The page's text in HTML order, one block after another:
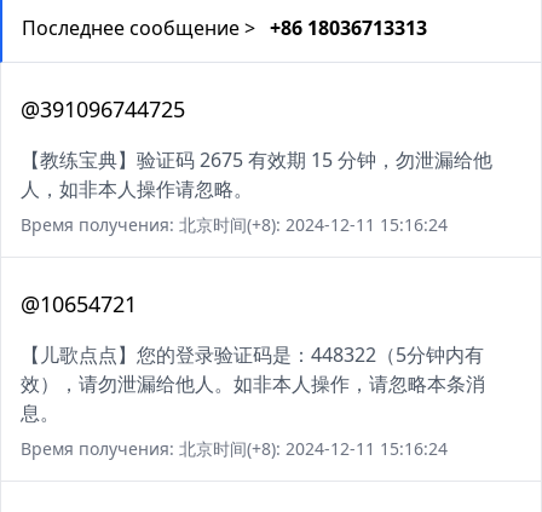
Последнее сообщение > +86 18036713313
@391096744725
【教练宝典】验证码 2675 有效期 15 分钟，勿泄漏给他
人，如非本人操作请忽略。
Время получения: 北京时间(+8): 2024-12-11 15:16:24
@10654721
【儿歌点点】您的登录验证码是：448322（5分钟内有
效），请勿泄漏给他人。如非本人操作，请忽略本条消
息。
Время получения: 北京时间(+8): 2024-12-11 15:16:24